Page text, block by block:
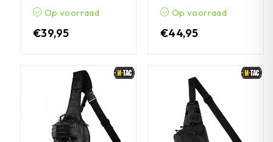
Op voorraad
€39,95
Op voorraad
€44,95